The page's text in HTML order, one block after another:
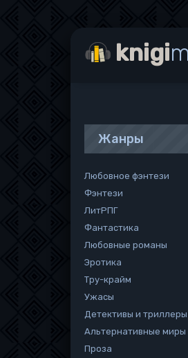
Жанры
Любовное фэнтези
Фэнтези
ЛитРПГ
Фантастика
Любовные романы
Эротика
Тру-крайм
Ужасы
Детективы и триллеры
Альтернативные миры
Проза
knigi